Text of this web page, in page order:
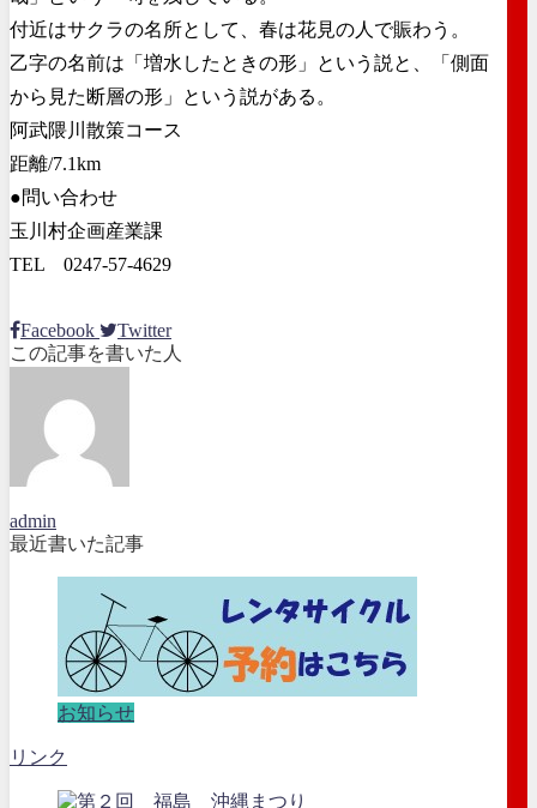
付近はサクラの名所として、春は花見の人で賑わう。
乙字の名前は「増水したときの形」という説と、「側面
から見た断層の形」という説がある。
阿武隈川散策コース
距離/7.1km
●問い合わせ
玉川村企画産業課
TEL 0247-57-4629
Facebook
Twitter
この記事を書いた人
admin
最近書いた記事
お知らせ
リンク